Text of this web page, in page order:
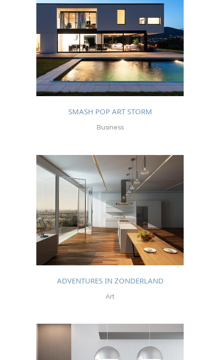
SMASH POP ART STORM
Business
ADVENTURES IN ZONDERLAND
Art